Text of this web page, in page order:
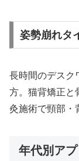
姿勢崩れタ
長時間のデスク
方。猫背矯正と
灸施術で頸部・
年代別ア